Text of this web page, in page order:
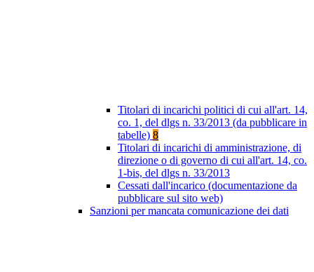
Titolari di incarichi politici di cui all'art. 14,
co. 1, del dlgs n. 33/2013 (da pubblicare in
tabelle) 8
Titolari di incarichi di amministrazione, di
direzione o di governo di cui all'art. 14, co.
1-bis, del dlgs n. 33/2013
Cessati dall'incarico (documentazione da
pubblicare sul sito web)
Sanzioni per mancata comunicazione dei dati